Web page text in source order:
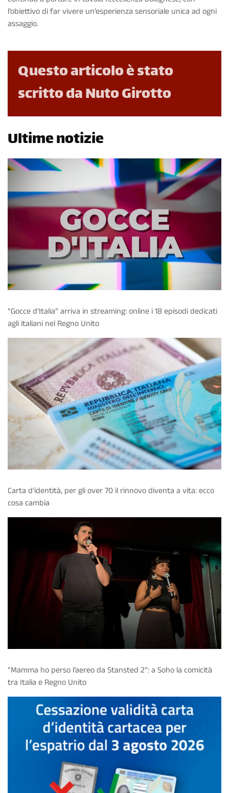
l’obiettivo di far vivere un’esperienza sensoriale unica ad ogni
assaggio.
Questo articolo è stato
scritto da Nuto Girotto
Ultime notizie
“Gocce d’Italia” arriva in streaming: online i 18 episodi dedicati
agli italiani nel Regno Unito
Carta d'identità, per gli over 70 il rinnovo diventa a vita: ecco
cosa cambia
"Mamma ho perso l’aereo da Stansted 2”: a Soho la comicità
tra Italia e Regno Unito